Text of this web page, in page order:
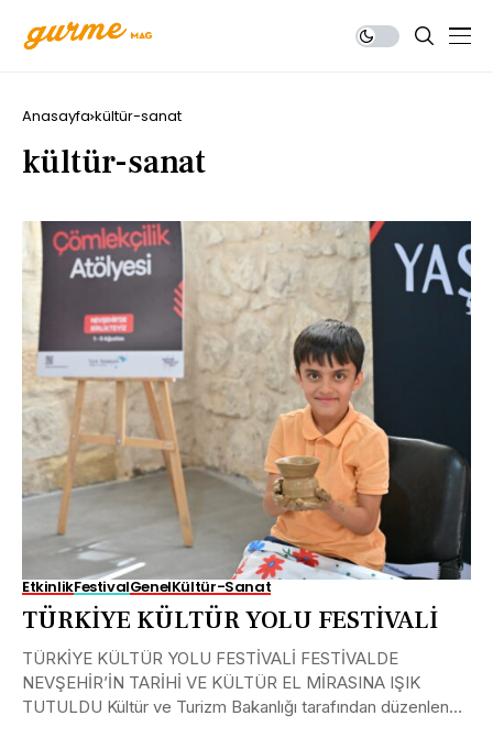
Anasayfa kültür-sanat
kültür-sanat
EtkinlikFestivalGenelKültür-Sanat
TÜRKİYE KÜLTÜR YOLU FESTİVALİ
TÜRKİYE KÜLTÜR YOLU FESTİVALİ FESTİVALDE
NEVŞEHİR’İN TARİHİ VE KÜLTÜR EL MİRASINA IŞIK
TUTULDU Kültür ve Turizm Bakanlığı tarafından düzenlenen